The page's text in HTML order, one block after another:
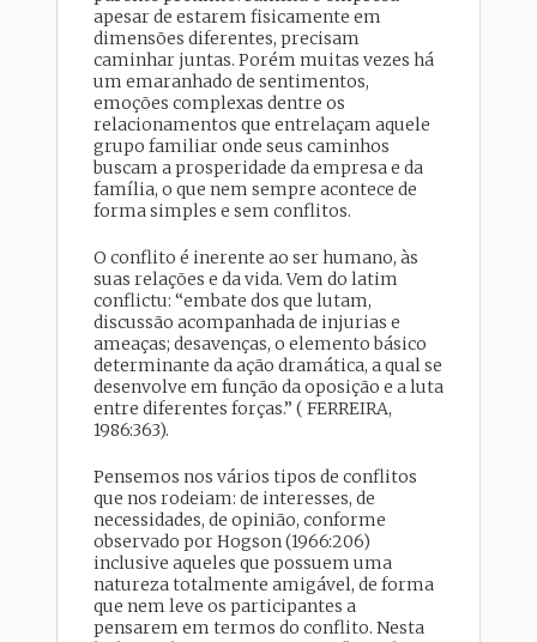
apesar de estarem fisicamente em
dimensões diferentes, precisam
caminhar juntas. Porém muitas vezes há
um emaranhado de sentimentos,
emoções complexas dentre os
relacionamentos que entrelaçam aquele
grupo familiar onde seus caminhos
buscam a prosperidade da empresa e da
família, o que nem sempre acontece de
forma simples e sem conflitos.
O conflito é inerente ao ser humano, às
suas relações e da vida. Vem do latim
conflictu: “embate dos que lutam,
discussão acompanhada de injurias e
ameaças; desavenças, o elemento básico
determinante da ação dramática, a qual se
desenvolve em função da oposição e a luta
entre diferentes forças.” ( FERREIRA,
1986:363).
Pensemos nos vários tipos de conflitos
que nos rodeiam: de interesses, de
necessidades, de opinião, conforme
observado por Hogson (1966:206)
inclusive aqueles que possuem uma
natureza totalmente amigável, de forma
que nem leve os participantes a
pensarem em termos do conflito. Nesta